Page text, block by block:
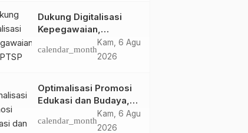
Dukung Digitalisasi
Kepegawaian,
DPMPTSP Sulbar Siap
Terapkan Aplikasi
calendar_month
Kam, 6 Agu
2026
Optimalisasi Promosi
Edukasi dan Budaya,
Anjungan Provinsi
Sulawesi Barat Perkuat
calendar_month
Kam, 6 Agu
2026